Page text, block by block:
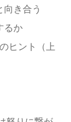
き合う
るか
ヒント（上